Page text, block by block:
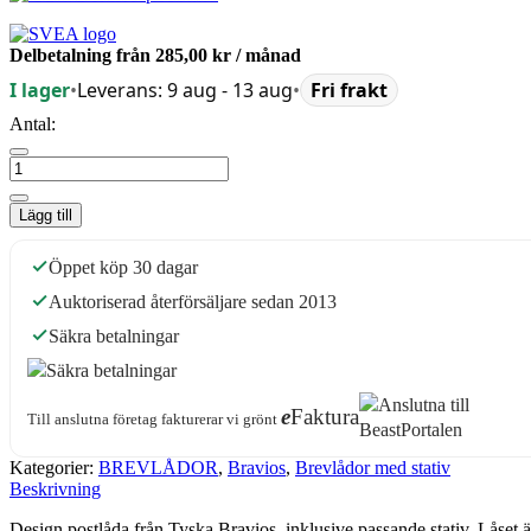
Delbetalning från 285,00 kr / månad
I lager•Leverans: 9 aug - 13 aug• Fri frakt
Antal:
Lägg till
Öppet köp 30 dagar
Auktoriserad återförsäljare sedan 2013
Säkra betalningar
Till anslutna företag fakturerar vi grönt eFaktura
Kategorier: BREVLÅDOR, Bravios, Brevlådor med stativ
Beskrivning